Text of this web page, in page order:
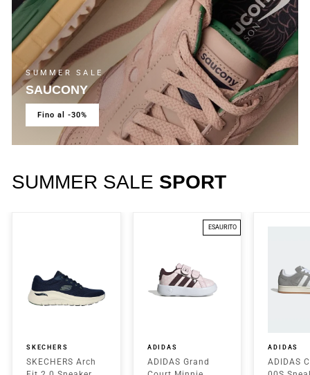
SUMMER SALE
SAUCONY
fino al -30%
SUMMER SALE SPORT
SKECHERS
SKECHERS Arch
ESAURITO
ADIDAS
ADIDAS Grand
ADIDAS
ADIDAS